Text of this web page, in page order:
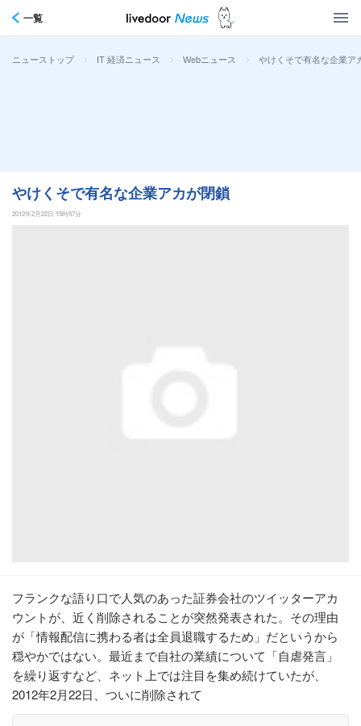
一覧
ニューストップ > IT 経済ニュース > Webニュース > やけくそで有名な企業ア
やけくそで有名な企業アカが閉鎖
2012年2月22日 15時57分
フランクな語り口で人気のあった証券会社のツイッターアカ
ウントが、近く削除されることが突然発表された。その理由
が「情報配信に携わる者は全員退職するため」だというから
穏やかではない。最近まで自社の業績について「自虐発言」
を繰り返すなど、ネット上では注目を集め続けていたが、
2012年2月22日、ついに削除されて